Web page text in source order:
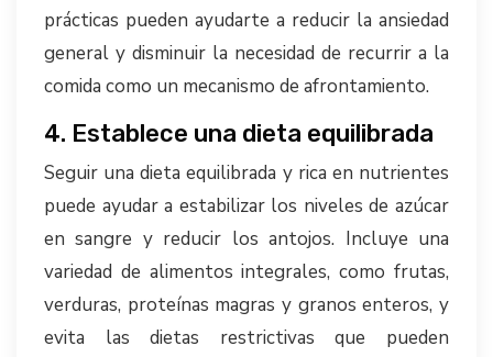
prácticas pueden ayudarte a reducir la ansiedad
general y disminuir la necesidad de recurrir a la
comida como un mecanismo de afrontamiento.
4. Establece una dieta equilibrada
Seguir una dieta equilibrada y rica en nutrientes
puede ayudar a estabilizar los niveles de azúcar
en sangre y reducir los antojos. Incluye una
variedad de alimentos integrales, como frutas,
verduras, proteínas magras y granos enteros, y
evita las dietas restrictivas que pueden